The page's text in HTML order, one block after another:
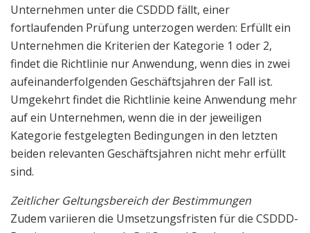
Unternehmen unter die CSDDD fällt, einer
fortlaufenden Prüfung unterzogen werden: Erfüllt ein
Unternehmen die Kriterien der Kategorie 1 oder 2,
findet die Richtlinie nur Anwendung, wenn dies in zwei
aufeinanderfolgenden Geschäftsjahren der Fall ist.
Umgekehrt findet die Richtlinie keine Anwendung mehr
auf ein Unternehmen, wenn die in der jeweiligen
Kategorie festgelegten Bedingungen in den letzten
beiden relevanten Geschäftsjahren nicht mehr erfüllt
sind.
Zeitlicher Geltungsbereich der Bestimmungen
Zudem variieren die Umsetzungsfristen für die CSDDD-